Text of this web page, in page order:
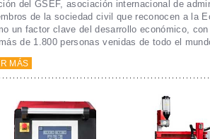
del GSEF, asociación internacional de
de la sociedad civil que reconocen a la
un factor clave del desarrollo económico,
de 1.800 personas venidas de todo el
MÁS